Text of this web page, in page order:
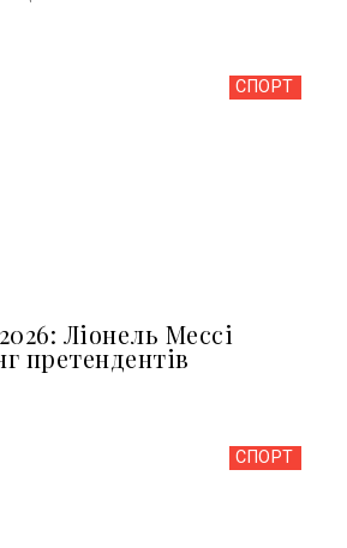
СПОРТ
Ліонель Мессі
претендентів
СПОРТ